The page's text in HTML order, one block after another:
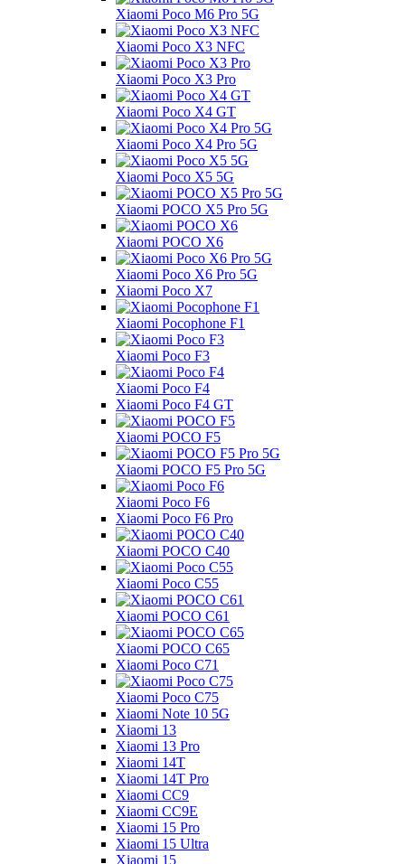
Xiaomi Poco M6 Pro 5G
Xiaomi Poco X3 NFC
Xiaomi Poco X3 Pro
Xiaomi Poco X4 GT
Xiaomi Poco X4 Pro 5G
Xiaomi Poco X5 5G
Xiaomi POCO X5 Pro 5G
Xiaomi POCO X6
Xiaomi Poco X6 Pro 5G
Xiaomi Poco X7
Xiaomi Pocophone F1
Xiaomi Poco F3
Xiaomi Poco F4
Xiaomi Poco F4 GT
Xiaomi POCO F5
Xiaomi POCO F5 Pro 5G
Xiaomi Poco F6
Xiaomi Poco F6 Pro
Xiaomi POCO C40
Xiaomi Poco C55
Xiaomi POCO C61
Xiaomi POCO C65
Xiaomi Poco C71
Xiaomi Poco C75
Xiaomi Note 10 5G
Xiaomi 13
Xiaomi 13 Pro
Xiaomi 14T
Xiaomi 14T Pro
Xiaomi CC9
Xiaomi CC9E
Xiaomi 15 Pro
Xiaomi 15 Ultra
Xiaomi 15